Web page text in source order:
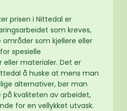
prisen i Nittedal er
som kreves,
områder som kjellere eller
spesielle
eller materialer. Det er
å huske at mens man
alternativer, bør man
kvaliteten av arbeidet,
for en vellykket utvask.